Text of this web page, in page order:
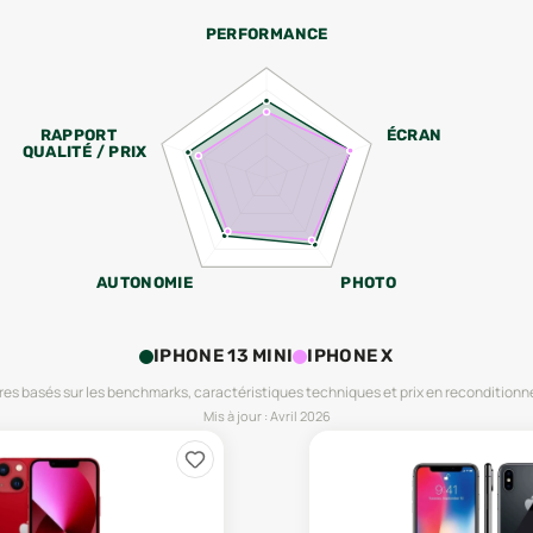
PERFORMANCE
ÉCRAN
PHOTO
AUTONOMIE
RAPPORT
QUALITÉ / PRIX
IPHONE 13 MINI IPHONE X
basés sur les benchmarks, caractéristiques techniques et prix en
Mis à jour : Avril 2026